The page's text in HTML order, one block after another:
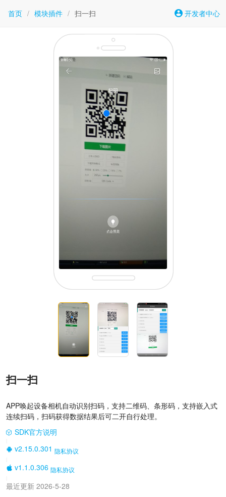
首页 / 模块插件 / 扫一扫 开发者中心
扫一扫
APP唤起设备相机自动识别扫码，支持二维码、条形码，支持嵌入式
连续扫码，扫码获得数据结果后可二开自行处理。
SDK官方说明
v2.15.0.301 隐私协议
v1.1.0.306 隐私协议
最近更新 2026-5-28